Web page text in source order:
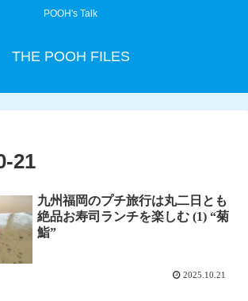
POOH's Talk
THE POOH FILES
21
九州福岡のプチ旅行は丸二日とも
絶品お寿司ランチを楽しむ (1) “菊
鮨”
2025.10.21